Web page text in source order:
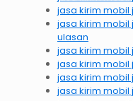
jasa kirim
jasa kirim
ulasan
jasa kirim
jasa kirim
jasa kirim
jasa kirim